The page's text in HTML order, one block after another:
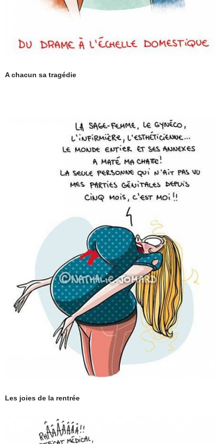
A chacun sa tragédie
Les joies de la rentrée